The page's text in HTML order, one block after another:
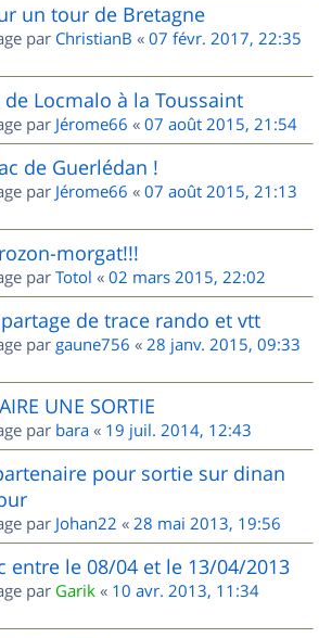
un tour de Bretagne
par ChristianB « 07 févr. 2017, 22:35
de Locmalo à la Toussaint
par Jérome66 « 07 août 2015, 21:54
de Guerlédan !
par Jérome66 « 07 août 2015, 21:13
morgat!!!
par Totol « 02 mars 2015, 22:02
de trace rando et vtt
par gaune756 « 28 janv. 2015, 09:33
UNE SORTIE
par bara « 19 juil. 2014, 12:43
pour sortie sur dinan
par Johan22 « 28 mai 2013, 19:56
entre le 08/04 et le 13/04/2013
par Garik « 10 avr. 2013, 11:34